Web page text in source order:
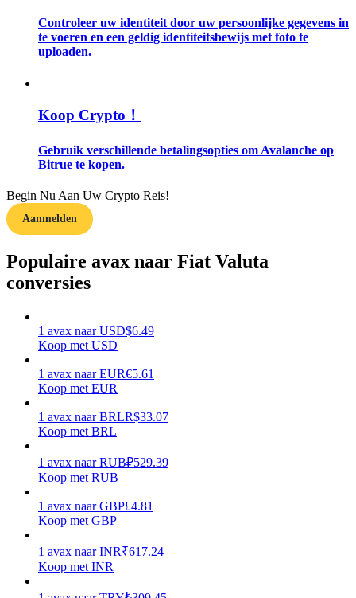
Leer hoe u winstgevend kunt blijven
Verdienen
Macht varkentje
Controleer uw identiteit door uw persoonlijke gegevens in
te voeren en een geldig identiteitsbewijs met foto te
uploaden.
Koop Crypto！
Gebruik verschillende betalingsopties om Avalanche op
Bitrue te kopen.
Begin Nu Aan Uw Crypto Reis!
Aanmelden
Populaire avax naar Fiat Valuta
conversies
1 avax naar USD$6.49
Koop met USD
1 avax naar EUR€5.61
Koop met EUR
1 avax naar BRLR$33.07
Koop met BRL
1 avax naar RUB₽529.39
Koop met RUB
1 avax naar GBP£4.81
Koop met GBP
1 avax naar INR₹617.24
Koop met INR